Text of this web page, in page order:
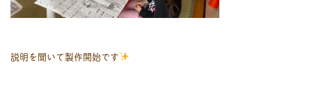
説明を聞いて製作開始です